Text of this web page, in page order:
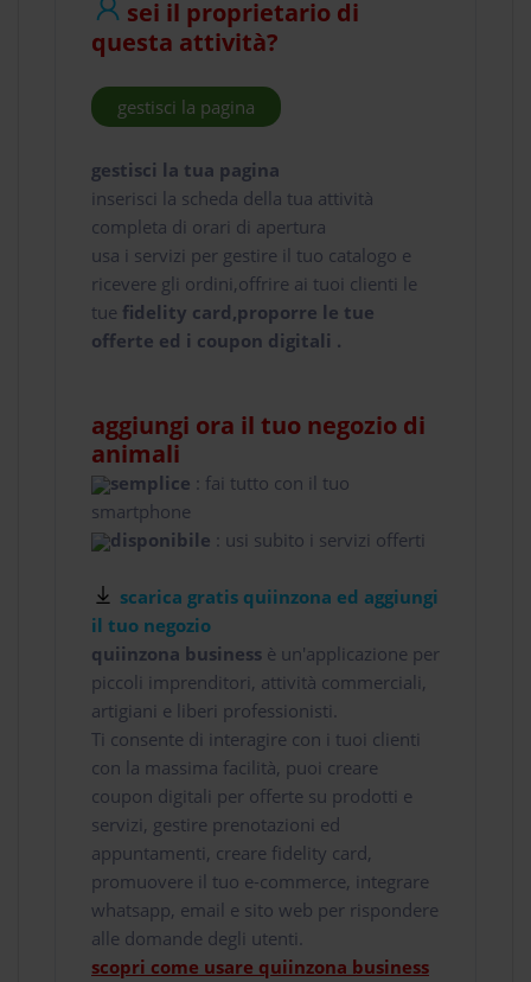
sei il proprietario di
questa attività?
gestisci la pagina
gestisci la tua pagina
inserisci la scheda della tua attività
completa di orari di apertura
usa i servizi per gestire il tuo catalogo e
ricevere gli ordini,offrire ai tuoi clienti le
tue fidelity card,proporre le tue
offerte ed i coupon digitali .
aggiungi ora il tuo negozio di
animali
semplice : fai tutto con il tuo
smartphone
disponibile : usi subito i servizi offerti
scarica gratis quiinzona ed aggiungi
il tuo negozio
quiinzona business è un'applicazione per
piccoli imprenditori, attività commerciali,
artigiani e liberi professionisti.
Ti consente di interagire con i tuoi clienti
con la massima facilità, puoi creare
coupon digitali per offerte su prodotti e
servizi, gestire prenotazioni ed
appuntamenti, creare fidelity card,
promuovere il tuo e-commerce, integrare
whatsapp, email e sito web per rispondere
alle domande degli utenti.
scopri come usare quiinzona business